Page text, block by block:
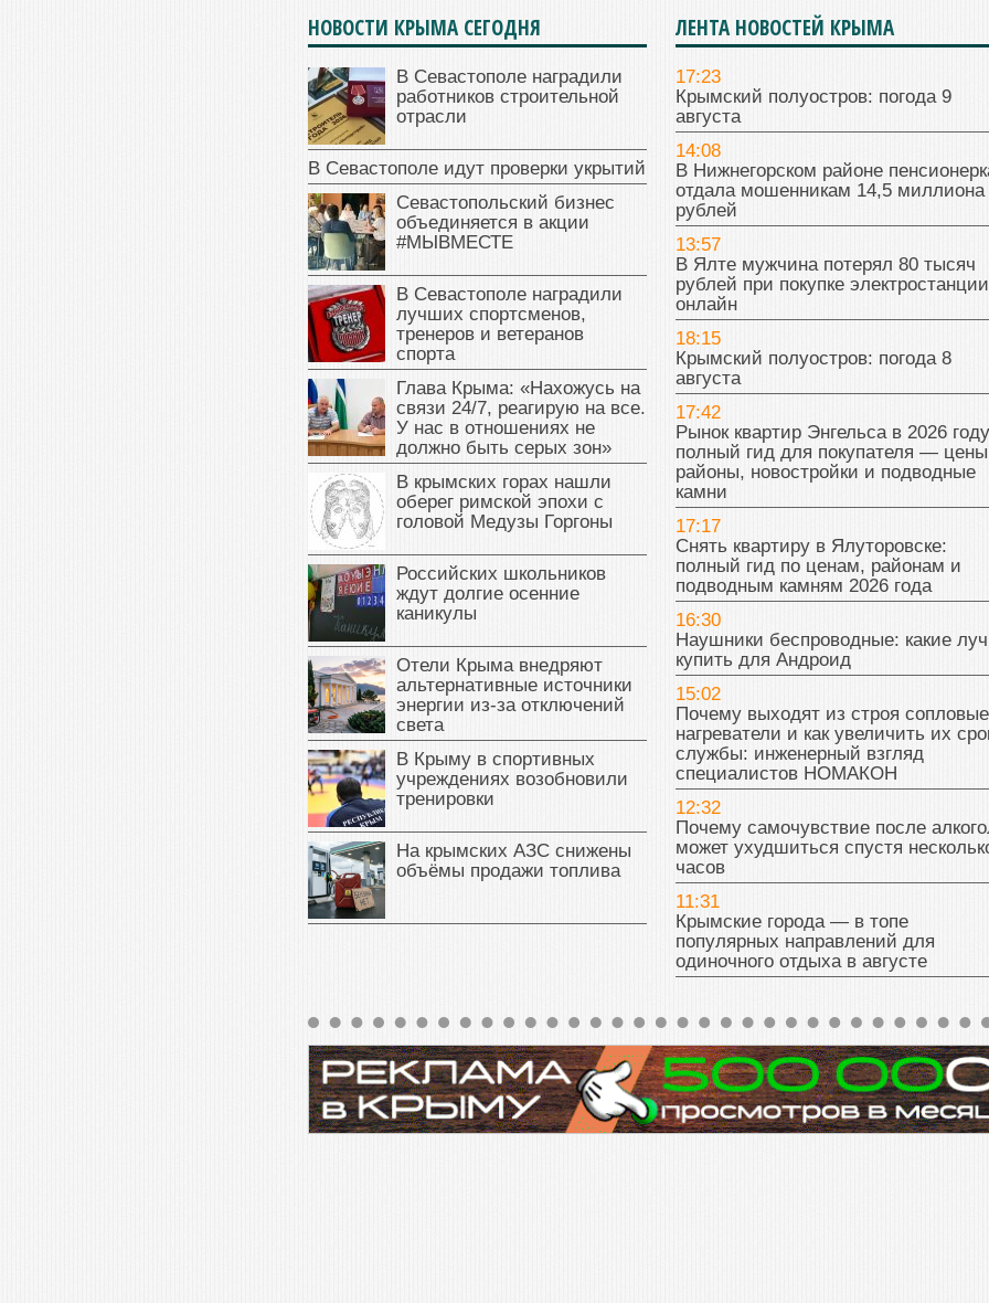
НОВОСТИ КРЫМА СЕГОДНЯ
В Севастополе наградили
работников строительной
отрасли
В Севастополе идут проверки укрытий
Севастопольский бизнес
объединяется в акции
#МЫВМЕСТЕ
В Севастополе наградили
лучших спортсменов,
тренеров и ветеранов
спорта
Глава Крыма: «Нахожусь на
связи 24/7, реагирую на все.
У нас в отношениях не
должно быть серых зон»
В крымских горах нашли
оберег римской эпохи с
головой Медузы Горгоны
Российских школьников
ждут долгие осенние
каникулы
Отели Крыма внедряют
альтернативные источники
энергии из-за отключений
света
В Крыму в спортивных
учреждениях возобновили
тренировки
На крымских АЗС снижены
объёмы продажи топлива
ЛЕНТА НОВОСТЕЙ КРЫМА
17:23
Крымский полуостров: погода 9
августа
14:08
В Нижнегорском районе
отдала мошенникам 14,5 миллиона
рублей
13:57
В Ялте мужчина потерял 80 тысяч
рублей при покупке электростанции
онлайн
18:15
Крымский полуостров: погода 8
августа
17:42
Рынок квартир Энгельса в 2026
полный гид для покупателя —
районы, новостройки и подводные
камни
17:17
Снять квартиру в Ялуторовске:
полный гид по ценам, районам и
подводным камням 2026 года
16:30
Наушники беспроводные: какие
купить для Андроид
15:02
Почему выходят из строя сопловые
нагреватели и как увеличить их
службы: инженерный взгляд
специалистов НОМАКОН
12:32
Почему самочувствие после
может ухудшиться спустя
часов
11:31
Крымские города — в топе
популярных направлений для
одиночного отдыха в августе